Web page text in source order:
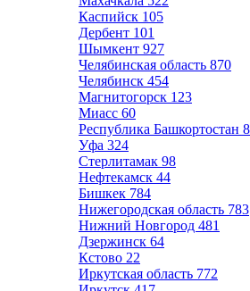
Каспийск 105
Дербент 101
Шымкент 927
Челябинская область 870
Челябинск 454
Магнитогорск 123
Миасс 60
Республика Башкортостан
Уфа 324
Стерлитамак 98
Нефтекамск 44
Бишкек 784
Нижегородская область 783
Нижний Новгород 481
Дзержинск 64
Кстово 22
Иркутская область 772